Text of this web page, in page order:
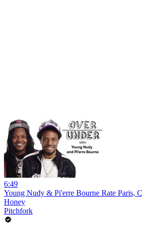
6:49
Young Nudy & Pi'erre Bourne Rate Paris,
Honey
Pitchfork